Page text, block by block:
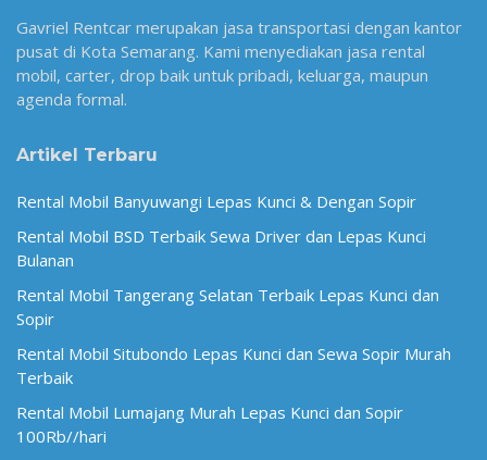
Gavriel Rentcar merupakan jasa transportasi dengan kantor
pusat di Kota Semarang. Kami menyediakan jasa rental
mobil, carter, drop baik untuk pribadi, keluarga, maupun
agenda formal.
Artikel Terbaru
Rental Mobil Banyuwangi Lepas Kunci & Dengan Sopir
Rental Mobil BSD Terbaik Sewa Driver dan Lepas Kunci
Bulanan
Rental Mobil Tangerang Selatan Terbaik Lepas Kunci dan
Sopir
Rental Mobil Situbondo Lepas Kunci dan Sewa Sopir Murah
Terbaik
Rental Mobil Lumajang Murah Lepas Kunci dan Sopir
100Rb//hari